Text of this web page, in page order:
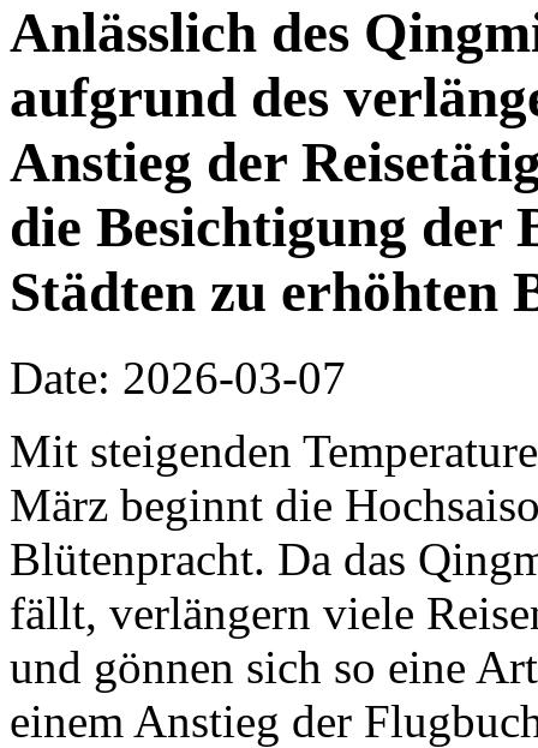
Anlässlich des
aufgrund des
Anstieg der
die Besichtigung der
Städten zu erhöhten
Date: 2026-03-07
Mit steigenden
März beginnt die
Blütenpracht. Da das
fällt, verlängern viele
und gönnen sich so eine
einem Anstieg der